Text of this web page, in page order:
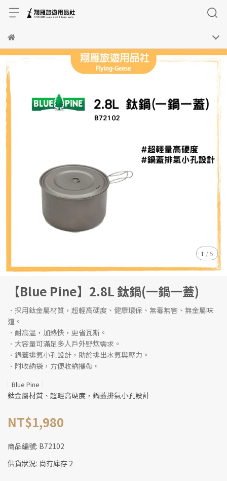
1 /5
【Blue Pine】2.8L 鈦鍋(一鍋一蓋)
．採用鈦金屬材質，超輕高硬度、健康環保、無毒無害、無金屬味
道。
．耐高溫，加熱快，更省瓦斯。
．大容量可滿足多人戶外野炊需求。
．鍋蓋排氣小孔設計，助於排出水氣與壓力。
．附收納袋，方便收納攜帶。
Blue Pine
鈦金屬材質、超輕高硬度，鍋蓋排氣小孔設計
NT$1,980
商品編號: B72102
供貨狀況: 尚有庫存 2